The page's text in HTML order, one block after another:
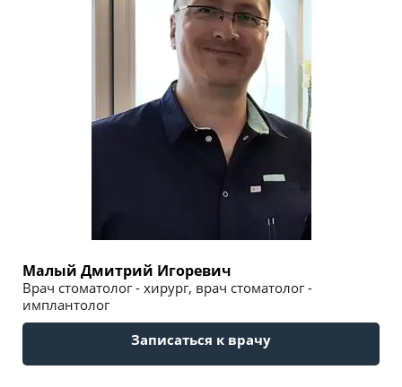
Малый Дмитрий Игоревич
Врач стоматолог - хирург, врач стоматолог -
имплантолог
Записаться к врачу